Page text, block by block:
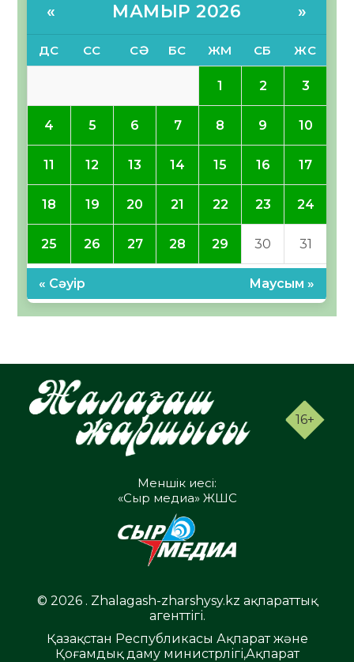
« МАМЫР 2026 »
ДС СС СӘ БС ЖМ СБ ЖС
1 2 3
4 5 6 7 8 9 10
11 12 13 14 15 16 17
18 19 20 21 22 23 24
25 26 27 28 29 30 31
« Сәуір Маусым »
16+
Меншік иесі:
«Сыр медиа» ЖШС
© 2026 . Zhalagash-zharshysy.kz ақпараттық
агенттігі.
Қазақстан Республикасы Ақпарат және
Қоғамдық даму министрлігі,Ақпарат